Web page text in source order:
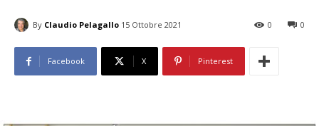
By Claudio Pelagallo 15 Ottobre 2021 0
0
Facebook X Pinterest